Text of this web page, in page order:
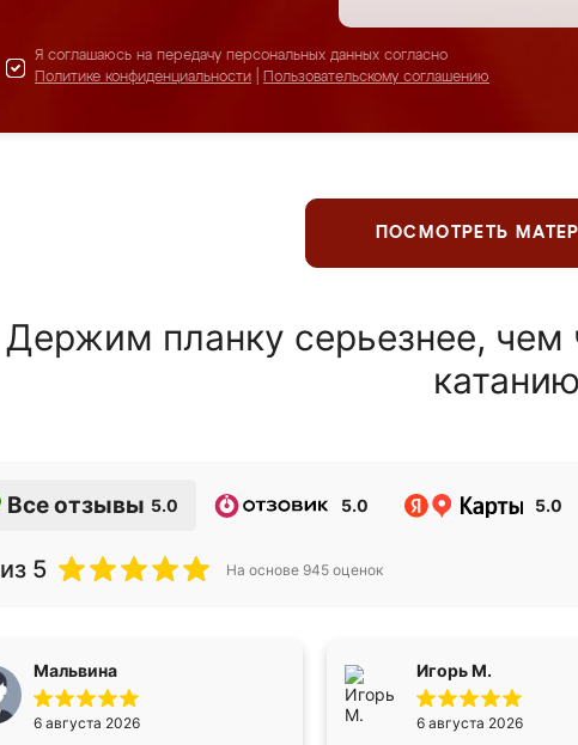
Я соглашаюсь на передачу персональных данных согласно
Политике конфиденциальности
Пользовательскому соглашению
ПОСМОТРЕТЬ
Держим планку серьезнее,
катанию
Все отзывы 5.0 5.0 5.0
из 5 На основе 945 оценок
Мальвина
6 августа 2026
Игорь М.
6 августа 2026